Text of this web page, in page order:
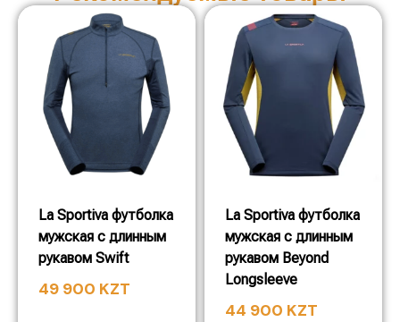
La Sportiva футболка
мужская с длинным
рукавом Swift
49 900 KZT
La Sportiva футболка
мужская с длинным
рукавом Beyond
Longsleeve
44 900 KZT